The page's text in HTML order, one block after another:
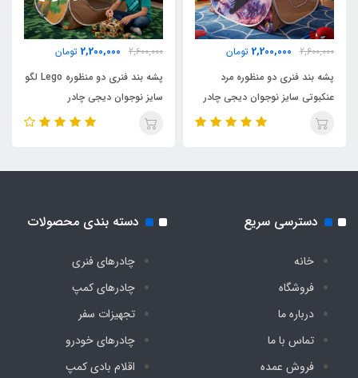
اقلام همراه
کیف حمل مخصوص بنددار کوله ای
نوع اسکلت
ابریشم
2,600,000
2,200,000 تومان
پشه بند فنری دو منظوره مرد
عنکبوتی سایز نوجوان دیجی چادر
2,600,000
2,200,000 تومان
پشه بند فنری دو منظوره Lego لگو
سایز نوجوان دیجی چادر
دسترسی سریع
خانه
فروشگاه
درباره ما
تماس با ما
فروش عمده
دسته بندی محصولات
چادرهای فنری
چادرهای کمپ
تجهیزات سفر
چادرهای خودرو
اقلام بادی کمپ